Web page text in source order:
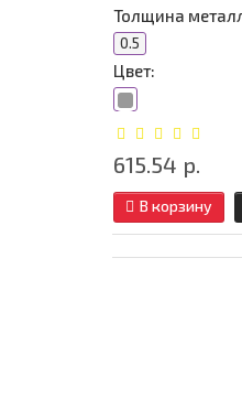
Толщина
0.5
Цвет:
615.54 р.
В корзину